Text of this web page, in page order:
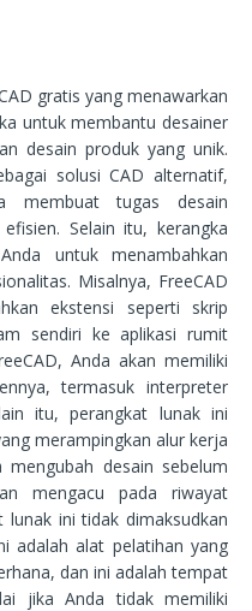
gratis yang menawarkan
untuk membantu desainer
desain produk yang unik.
solusi CAD alternatif,
membuat tugas desain
Selain itu, kerangka
untuk menambahkan
Misalnya, FreeCAD
ekstensi seperti skrip
sendiri ke aplikasi rumit
Anda akan memiliki
termasuk interpreter
itu, perangkat lunak ini
merampingkan alur kerja
desain sebelum
mengacu pada riwayat
lunak ini tidak dimaksudkan
adalah alat pelatihan yang
dan ini adalah tempat
jika Anda tidak memiliki